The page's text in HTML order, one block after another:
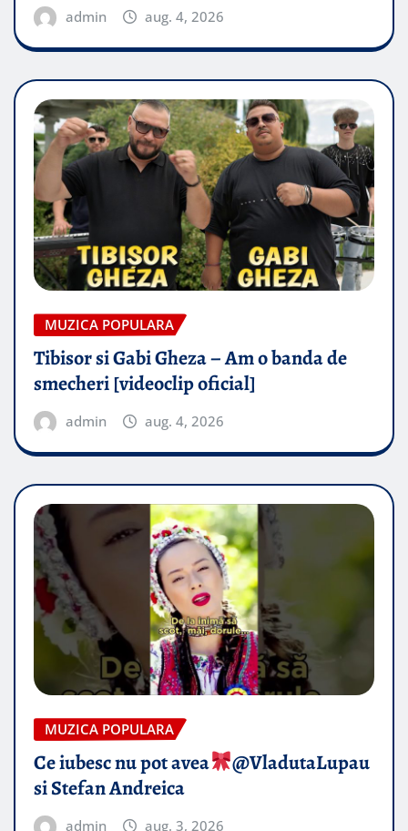
admin aug. 4, 2026
MUZICA POPULARA
Tibisor si Gabi Gheza – Am o banda de
smecheri [videoclip oficial]
admin aug. 4, 2026
MUZICA POPULARA
Ce iubesc nu pot avea
​@VladutaLupau
si Stefan Andreica
admin aug. 3, 2026